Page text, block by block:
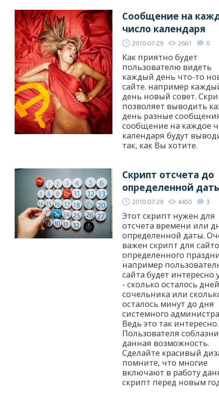
Сообщение на
число календаря
2010-07-29 2661 0
Как приятно будет
пользователю видеть
каждый день что-то
сайте. например
день новый совет.
позволяет выводить
день разные
сообщение на каждое
календаря будут
так, как Вы хотите.
Скрипт отсчета до
определенной
2010-07-29 4450 3
Этот скрипт нужен для
отсчета времени или
определенной даты.
важен скрипт для
определенного
например
сайта будет интересно
- сколько осталось
сочельника или
осталось минут до дня
системного
Ведь это так
Пользователя
данная возможность.
Сделайте красивый
помните, что многие
включают в работу
скрипт перед новым